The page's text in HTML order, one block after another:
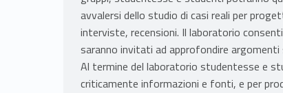
avvalersi dello studio di casi reali per
interviste, recensioni. Il laboratorio
saranno invitati ad approfondire argomenti
Al termine del laboratorio studentesse e
criticamente informazioni e fonti, e per